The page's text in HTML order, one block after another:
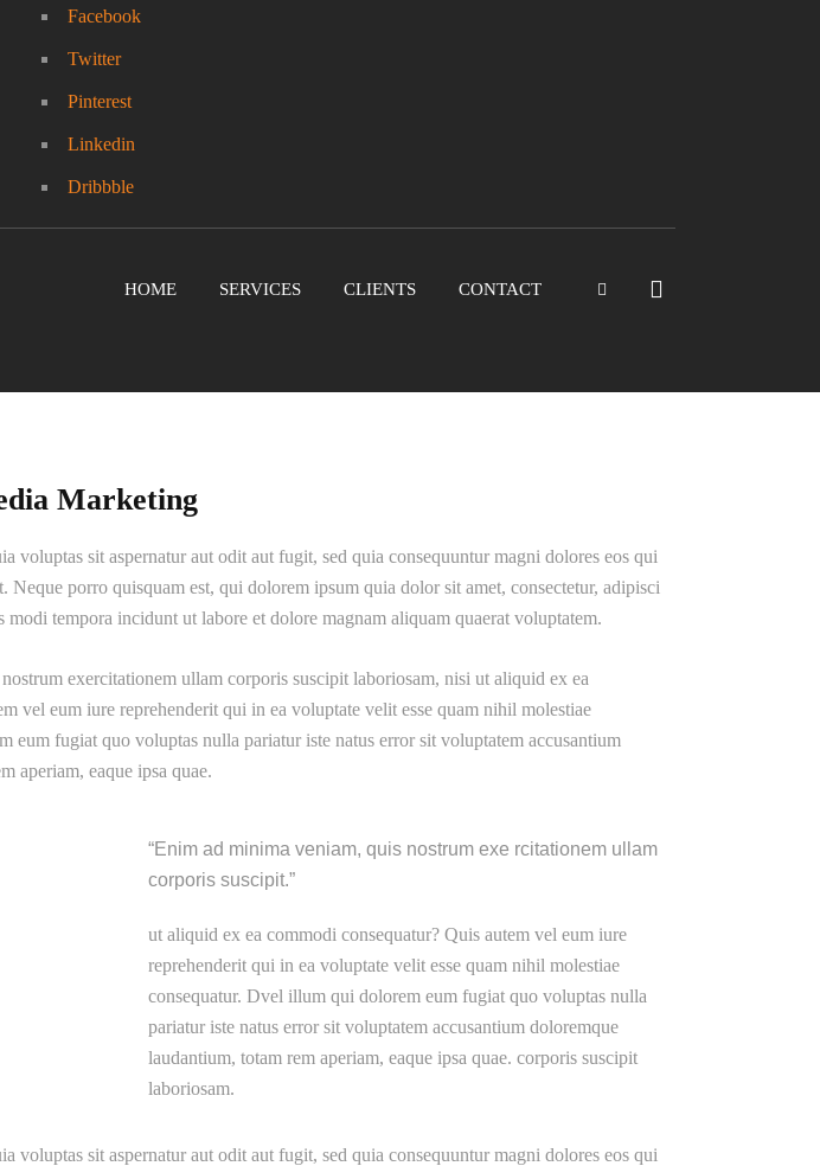
Facebook
Twitter
Pinterest
Linkedin
Dribbble
HOME SERVICES CLIENTS CONTACT
Marketing
voluptas sit aspernatur aut odit aut fugit, sed quia consequuntur magni dolores eos qui
Neque porro quisquam est, qui dolorem ipsum quia dolor sit amet, consectetur, adipisci
modi tempora incidunt ut labore et dolore magnam aliquam quaerat voluptatem.
exercitationem ullam corporis suscipit laboriosam, nisi ut aliquid ex ea
vel eum iure reprehenderit qui in ea voluptate velit esse quam nihil molestiae
eum fugiat quo voluptas nulla pariatur iste natus error sit voluptatem accusantium
aperiam, eaque ipsa quae.
Enim ad minima veniam, quis nostrum exe rcitationem ullam
corporis suscipit.
ut aliquid ex ea commodi consequatur? Quis autem vel eum iure
reprehenderit qui in ea voluptate velit esse quam nihil molestiae
consequatur. Dvel illum qui dolorem eum fugiat quo voluptas nulla
pariatur iste natus error sit voluptatem accusantium doloremque
laudantium, totam rem aperiam, eaque ipsa quae. corporis suscipit
laboriosam.
voluptas sit aspernatur aut odit aut fugit, sed quia consequuntur magni dolores eos qui